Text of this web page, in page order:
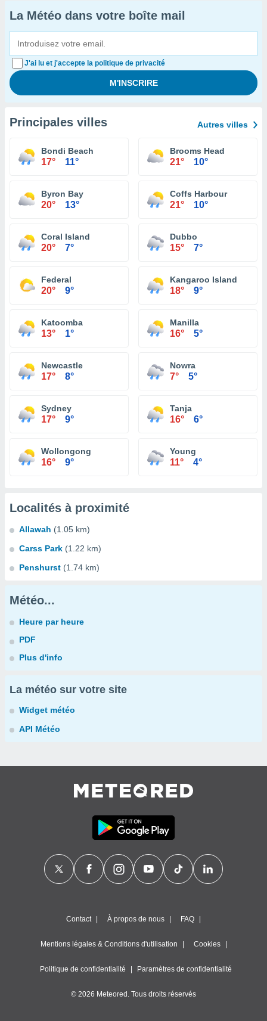
La Météo dans votre boîte mail
J'ai lu et j'accepte la politique de privacité
Principales villes Autres villes
Bondi Beach
17° 11°
Brooms Head
21° 10°
Byron Bay
20° 13°
Coffs Harbour
21° 10°
Coral Island
20° 7°
Dubbo
15° 7°
Federal
20° 9°
Kangaroo Island
18° 9°
Katoomba
13° 1°
Manilla
16° 5°
Newcastle
17° 8°
Nowra
7° 5°
Sydney
17° 9°
Tanja
16° 6°
Wollongong
16° 9°
Young
11° 4°
Localités à proximité
Allawah (1.05 km)
Carss Park (1.22 km)
Penshurst (1.74 km)
Météo...
Heure par heure
PDF
Plus d'info
La météo sur votre site
Widget météo
API Météo
Contact À propos de nous FAQ
Mentions légales & Conditions d'utilisation Cookies
Politique de confidentialité Paramètres de confidentialité
© 2026 Meteored. Tous droits réservés